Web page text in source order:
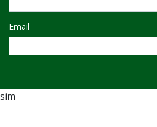
Email
sim